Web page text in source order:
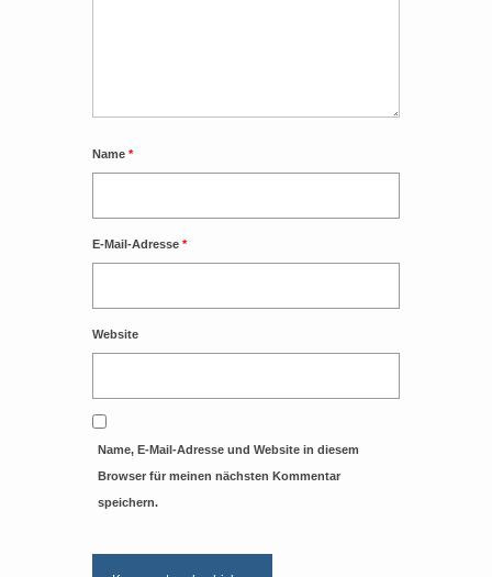
Name *
E-Mail-Adresse *
Website
Name, E-Mail-Adresse und Website in diesem
Browser für meinen nächsten Kommentar
speichern.